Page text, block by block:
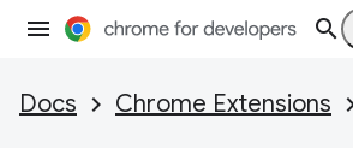
Docs Chrome Extensions